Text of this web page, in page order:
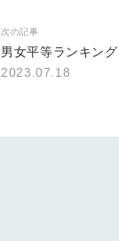
次の記事
男女平等ランキン
2023.07.18